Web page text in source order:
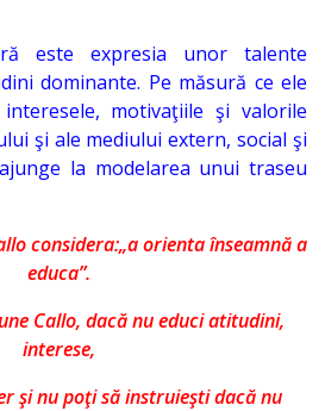
este expresia unor talente
dominante. Pe măsură ce ele
motivaţiile şi valorile
şi ale mediului extern, social şi
la modelarea unui traseu
considera:„a orienta înseamnă a
educa”.
Callo, dacă nu educi atitudini,
interese,
şi nu poţi să instruieşti dacă nu